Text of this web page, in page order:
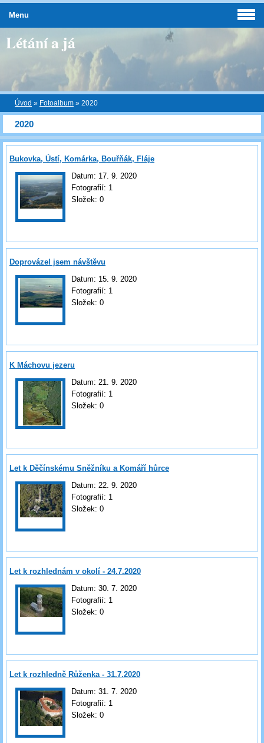
Létání a já
Úvod » Fotoalbum » 2020
2020
Bukovka, Ústí, Komárka, Bouřňák, Fláje
Datum: 17. 9. 2020
Fotografií: 1
Složek: 0
Doprovázel jsem návštěvu
Datum: 15. 9. 2020
Fotografií: 1
Složek: 0
K Máchovu jezeru
Datum: 21. 9. 2020
Fotografií: 1
Složek: 0
Let k Děčínskému Sněžníku a Komáří hůrce
Datum: 22. 9. 2020
Fotografií: 1
Složek: 0
Let k rozhlednám v okolí - 24.7.2020
Datum: 30. 7. 2020
Fotografií: 1
Složek: 0
Let k rozhledně Růženka - 31.7.2020
Datum: 31. 7. 2020
Fotografií: 1
Složek: 0
Menu